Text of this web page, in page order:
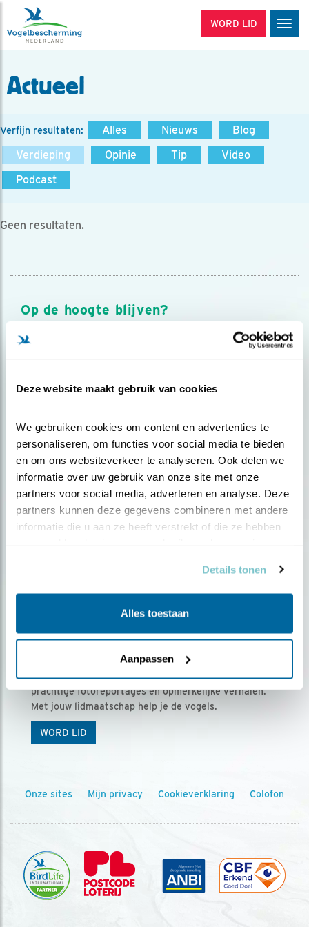
Deze website maakt gebruik van cookies
We gebruiken cookies om content en advertenties te
personaliseren, om functies voor social media te bieden
en om ons websiteverkeer te analyseren. Ook delen we
informatie over uw gebruik van onze site met onze
partners voor social media, adverteren en analyse. Deze
partners kunnen deze gegevens combineren met andere
informatie die u aan ze heeft verstrekt of die ze hebben
Details tonen
Alles toestaan
Aanpassen
WORD LID
Actueel
Verfijn resultaten: Alles Nieuws
Blog
Verdieping
Opinie Tip
Video
Podcast
Geen resultaten.
Op de hoogte blijven?
Meld je aan en ontvang nieuws, inspiratie, acties en tips
over vogels en activiteiten van Vogelbescherming.
Ontvang 5 x Vogels voor € 36,00 per jaar
Vogels is het tijdschrift voor onze leden, met
prachtige fotoreportages en opmerkelijke verhalen.
Met jouw lidmaatschap help je de vogels.
WORD LID
Onze sites Mijn privacy Cookieverklaring Colofon